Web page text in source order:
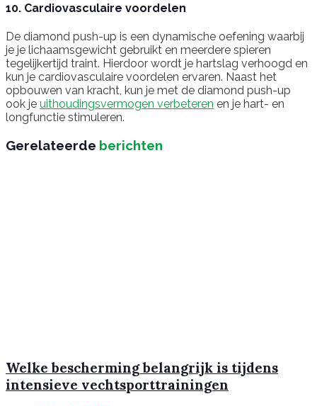
10. Cardiovasculaire voordelen
De diamond push-up is een dynamische oefening waarbij
je je lichaamsgewicht gebruikt en meerdere spieren
tegelijkertijd traint. Hierdoor wordt je hartslag verhoogd en
kun je cardiovasculaire voordelen ervaren. Naast het
opbouwen van kracht, kun je met de diamond push-up
ook je uithoudingsvermogen verbeteren en je hart- en
longfunctie stimuleren.
Gerelateerde berichten
Welke bescherming belangrijk is tijdens
intensieve vechtsporttrainingen